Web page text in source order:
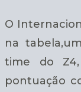
O
na
time do
pontuação